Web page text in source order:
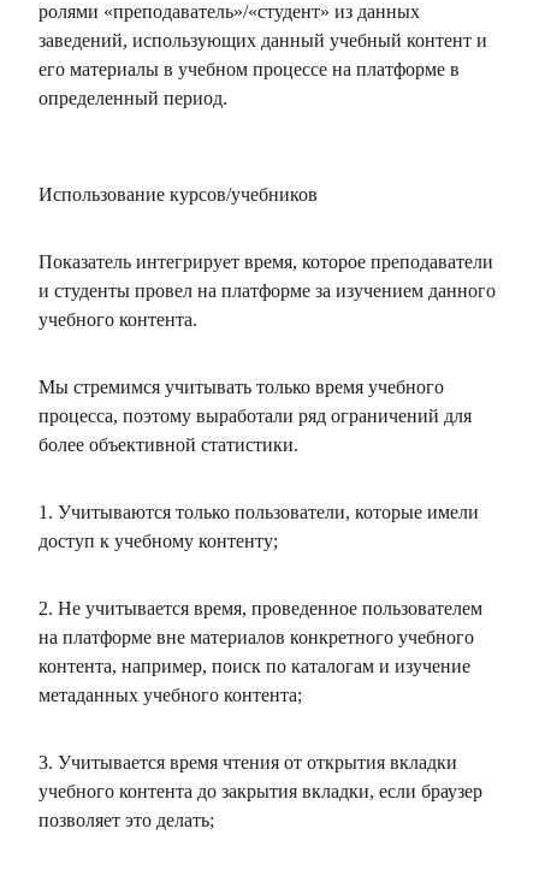
ролями «преподаватель»/«студент» из данных
заведений, использующих данный учебный контент и
его материалы в учебном процессе на платформе в
определенный период.
Использование курсов/учебников
Показатель интегрирует время, которое преподаватели
и студенты провел на платформе за изучением данного
учебного контента.
Мы стремимся учитывать только время учебного
процесса, поэтому выработали ряд ограничений для
более объективной статистики.
1. Учитываются только пользователи, которые имели
доступ к учебному контенту;
2. Не учитывается время, проведенное пользователем
на платформе вне материалов конкретного учебного
контента, например, поиск по каталогам и изучение
метаданных учебного контента;
3. Учитывается время чтения от открытия вкладки
учебного контента до закрытия вкладки, если браузер
позволяет это делать;